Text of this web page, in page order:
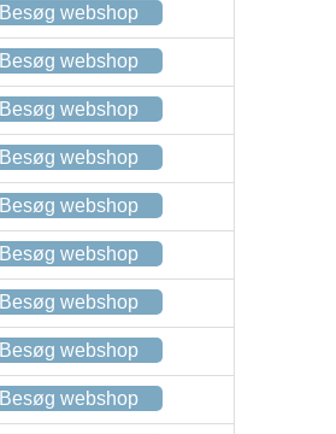
Besøg webshop
Besøg webshop
Besøg webshop
Besøg webshop
Besøg webshop
Besøg webshop
Besøg webshop
Besøg webshop
Besøg webshop